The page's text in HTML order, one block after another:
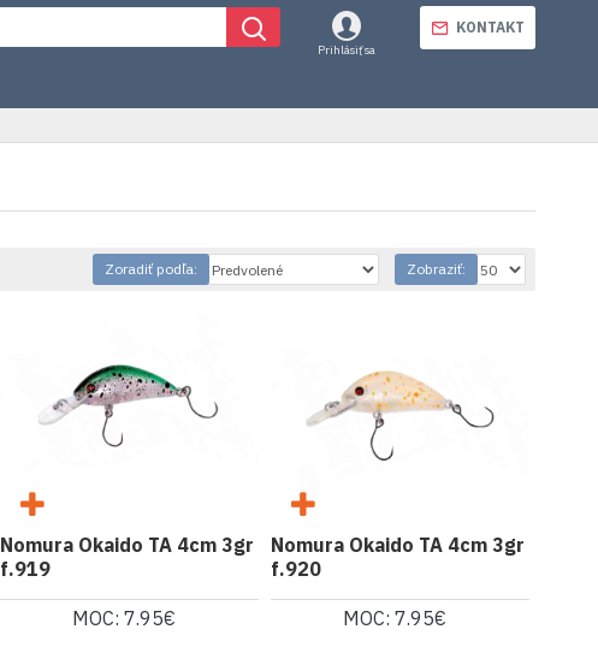
Prihlásiť sa
KONTAKT
Zoradiť podľa: Zobraziť:
Nomura Okaido TA 4cm 3gr
f.919
MOC: 7.95€
Nomura Okaido TA 4cm 3gr
f.920
MOC: 7.95€